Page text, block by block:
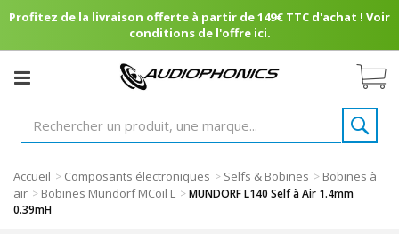
Profitez de la livraison offerte à partir de 149€ TTC d'achat ! Voir
conditions de l'offre ici.
Accueil > Composants électroniques > Selfs & Bobines > Bobines à
air > Bobines Mundorf MCoil L >MUNDORF L140 Self à Air 1.4mm
0.39mH